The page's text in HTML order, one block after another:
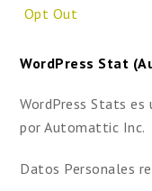
Opt Out
WordPress Stat
WordPress Stats
por Automattic Inc.
Datos Personales